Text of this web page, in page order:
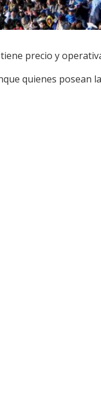
precio y
quienes posean